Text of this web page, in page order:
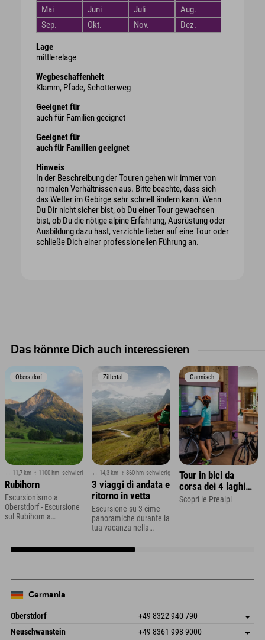
Mai
Juni Juli
Aug.
Sep.
Okt. Nov. Dez.
Lage
mittlerelage
Wegbeschaffenheit
Klamm, Pfade, Schotterweg
Geeignet für
auch für Familien geeignet
Geeignet für
auch für Familien geeignet
Hinweis
In der Beschreibung der Touren gehen wir immer von
normalen Verhältnissen aus. Bitte beachte, dass sich
das Wetter im Gebirge sehr schnell ändern kann. Wenn
Du Dir nicht sicher bist, ob Du einer Tour gewachsen
bist, ob Du die nötige alpine Erfahrung, Ausrüstung oder
Ausbildung dazu hast, verzichte lieber auf eine Tour oder
schließe Dich einer professionellen Führung an.
Das könnte Dich auch interessieren
Oberstdorf
↔ 11,7 km ↕ 1100 hm schwierig
Rubihorn
Escursionismo a
Oberstdorf - Escursione
sul Rubihorn a
Zillertal
↔ 14,3 km ↕ 860 hm schwierig
3 viaggi di andata e
ritorno in vetta
Escursione su 3 cime
panoramiche durante la
tua vacanza nella
Garmisch
Tour in bici da
corsa dei 4 laghi
nella regione dello
Scopri le Prealpi
Germania
Oberstdorf +49 8322 940 790
An der Breitach 3
Salva indirizzo
Neuschwanstein +49 8361 998 9000